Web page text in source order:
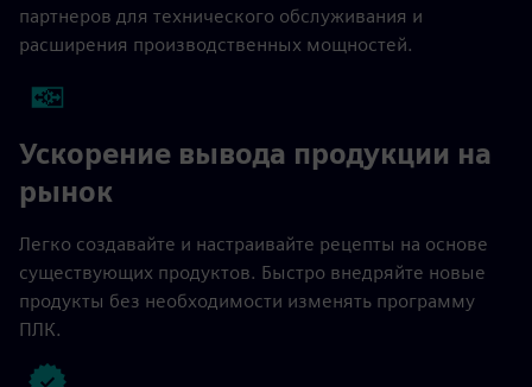
партнеров для технического обслуживания и
расширения производственных мощностей.
Ускорение вывода продукции на
рынок
Легко создавайте и настраивайте рецепты на основе
существующих продуктов. Быстро внедряйте новые
продукты без необходимости изменять программу
ПЛК.